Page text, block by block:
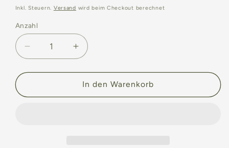
Preis
Inkl. Steuern. Versand wird beim Checkout berechnet
Anzahl
Anzahl
Verringere
die
Menge
Grußkarte
Erhöhe
die
Menge
für
Grußkarte
In den Warenkorb